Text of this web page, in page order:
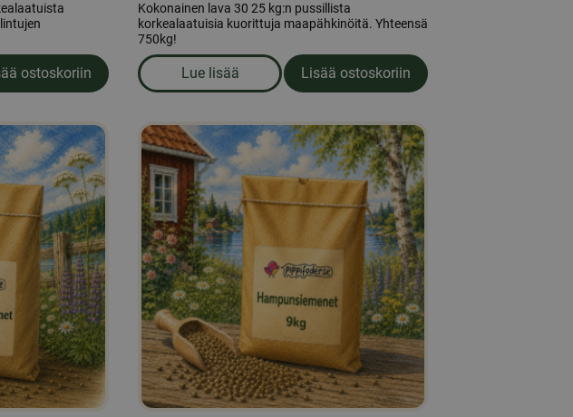
lintusekoitus 15kg - Helpall (50kpl)
ostoskoriin
Kokonainen lava 30 25 kg:n pussillista
korkealaatuisia kuorittuja maapähkinöitä. Yhteensä
750kg!
Lue lisää
om produkten Kuorettomat maapähkinät 25kg - Helpall
Lisää ostoskoriin